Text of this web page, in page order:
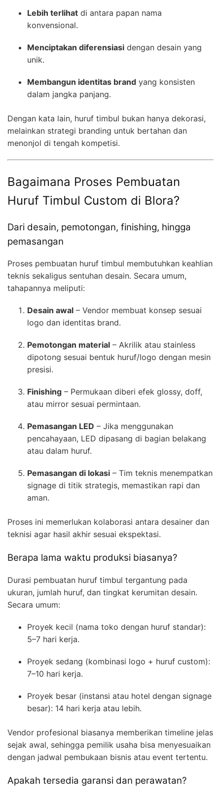
Lebih terlihat di antara papan nama
konvensional.
Menciptakan diferensiasi dengan desain yang
unik.
Membangun identitas brand yang konsisten
dalam jangka panjang.
Dengan kata lain, huruf timbul bukan hanya dekorasi,
melainkan strategi branding untuk bertahan dan
menonjol di tengah kompetisi.
Bagaimana Proses Pembuatan
Huruf Timbul Custom di Blora?
Dari desain, pemotongan, finishing, hingga
pemasangan
Proses pembuatan huruf timbul membutuhkan keahlian
teknis sekaligus sentuhan desain. Secara umum,
tahapannya meliputi:
Desain awal – Vendor membuat konsep sesuai
logo dan identitas brand.
Pemotongan material – Akrilik atau stainless
dipotong sesuai bentuk huruf/logo dengan mesin
presisi.
Finishing – Permukaan diberi efek glossy, doff,
atau mirror sesuai permintaan.
Pemasangan LED – Jika menggunakan
pencahayaan, LED dipasang di bagian belakang
atau dalam huruf.
Pemasangan di lokasi – Tim teknis menempatkan
signage di titik strategis, memastikan rapi dan
aman.
Proses ini memerlukan kolaborasi antara desainer dan
teknisi agar hasil akhir sesuai ekspektasi.
Berapa lama waktu produksi biasanya?
Durasi pembuatan huruf timbul tergantung pada
ukuran, jumlah huruf, dan tingkat kerumitan desain.
Secara umum:
Proyek kecil (nama toko dengan huruf standar):
5–7 hari kerja.
Proyek sedang (kombinasi logo + huruf custom):
7–10 hari kerja.
Proyek besar (instansi atau hotel dengan signage
besar): 14 hari kerja atau lebih.
Vendor profesional biasanya memberikan timeline jelas
sejak awal, sehingga pemilik usaha bisa menyesuaikan
dengan jadwal pembukaan bisnis atau event tertentu.
Apakah tersedia garansi dan perawatan?